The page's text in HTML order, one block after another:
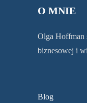
O MNIE
Olga Hoffman
biznesowej i
Blog